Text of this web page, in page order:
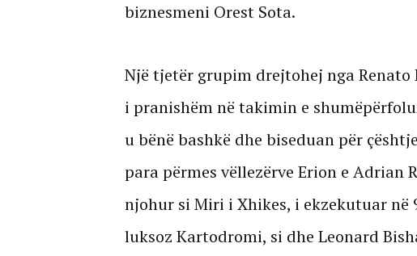
biznesmeni Orest Sota.
Një tjetër grupim drejtohej nga
i pranishëm në takimin e
u bënë bashkë dhe biseduan për
para përmes vëllezërve Erion e Adrian
njohur si Miri i Xhikes, i ekzekutuar në
luksoz Kartodromi, si dhe Leonard